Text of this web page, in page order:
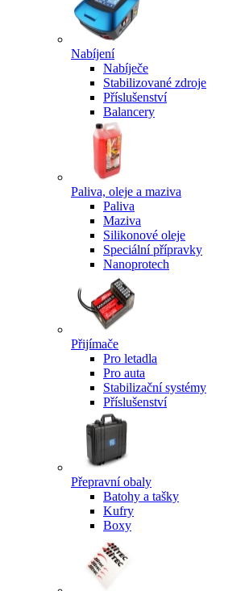
Nabíjení
Nabíječe
Stabilizované zdroje
Příslušenství
Balancery
Paliva, oleje a maziva
Paliva
Maziva
Silikonové oleje
Speciální přípravky
Nanoprotech
Přijímače
Pro letadla
Pro auta
Stabilizační systémy
Příslušenství
Přepravní obaly
Batohy a tašky
Kufry
Boxy